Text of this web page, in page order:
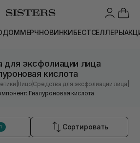
ДОММЕРЧНОВИНКИБЕСТСЕЛЛЕРЫ
для эксфолиации лица
кислота
Лицо |Средства для эксфолиации лица
Гиалуроновая кислота
1 Сортировать